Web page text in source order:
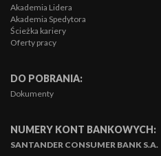
Akademia Lidera
Akademia Spedytora
Ścieżka kariery
Oferty pracy
DO POBRANIA:
Dokumenty
NUMERY KONT BANKOWYCH:
SANTANDER CONSUMER BANK S.A.